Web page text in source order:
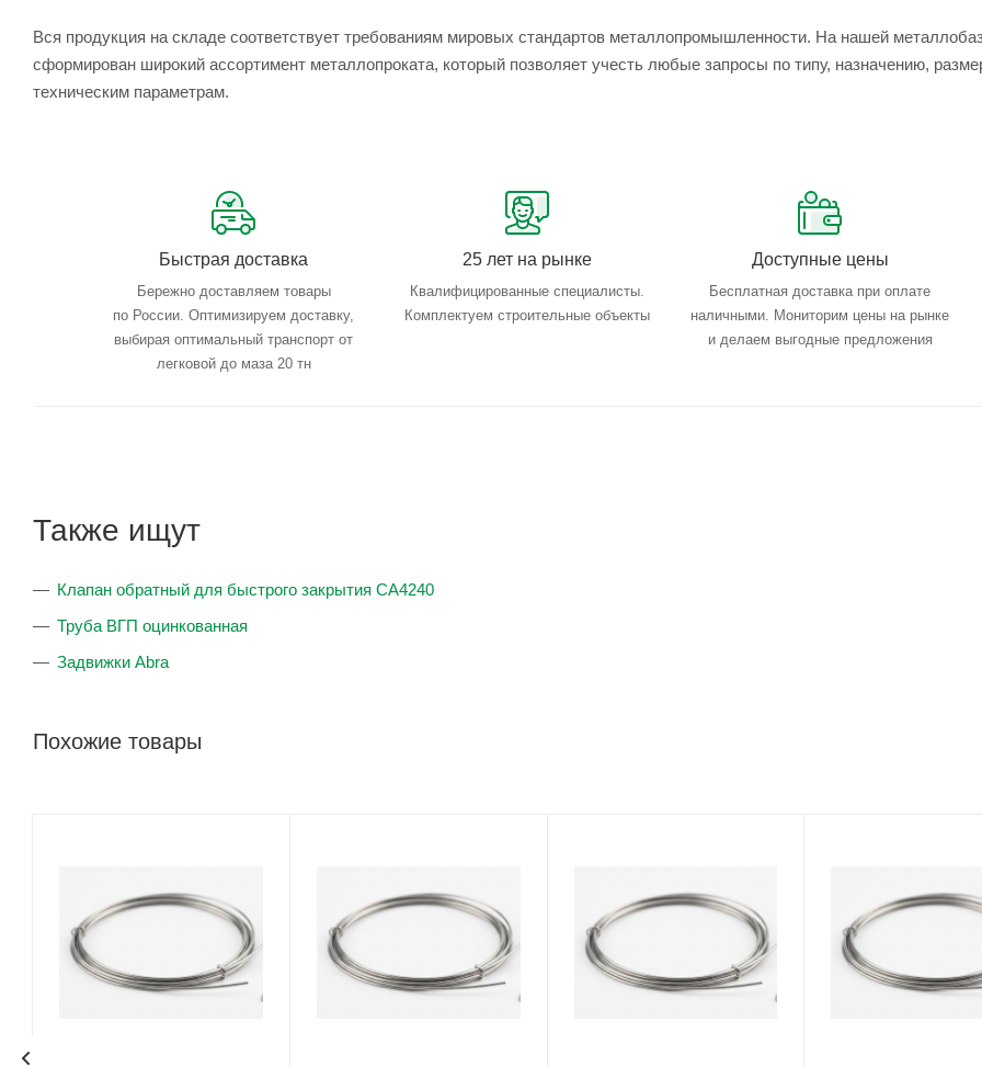
Вся продукция на складе соответствует требованиям мировых стандартов металлопромышленности. На нашей
сформирован широкий ассортимент металлопроката, который позволяет учесть любые запросы по типу, назначению,
техническим параметрам.
Быстрая доставка
Бережно доставляем товары
по России. Оптимизируем доставку,
выбирая оптимальный транспорт от
легковой до маза 20 тн
25 лет на рынке
Квалифицированные специалисты.
Комплектуем строительные объекты
Доступные цены
Бесплатная доставка при оплате
наличными. Мониторим цены на рынке
и делаем выгодные предложения
Также ищут
Клапан обратный для быстрого закрытия CA4240
Труба ВГП оцинкованная
Задвижки Abra
Похожие товары